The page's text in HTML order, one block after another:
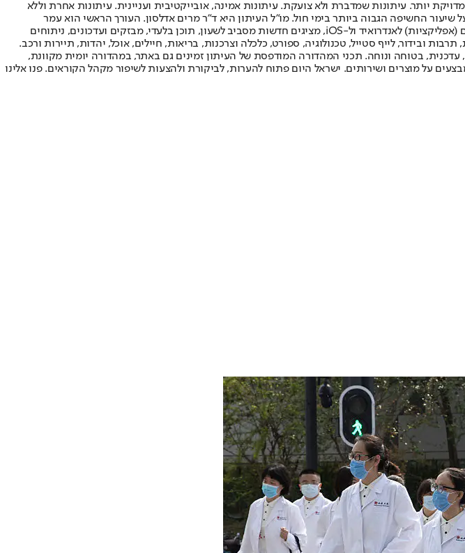
יותר. עיתונות שמדברת ולא צועקת. עיתונות אמינה, אובייקטיבית ועניינית. עיתונות אחרת וללא
וב-2010 הפך "ישראל היום" לעיתון הישראלי בעל שיעור החשיפה הגבוה ביותר בימי חול. מו"ל העיתון היא ד"ר מרים אדלסון. העורך הראשי הוא עמר
לחמנוביץ, והעורך המייסד הוא עמוס רגב. אתרי האינטרנט של "ישראל היום" בעברית ובאנגלית, כמו כן היישומונים (אפליקציות) לאנדרואיד ול-iOS, מציגים חדשות מסביב לשעון, תוכן בלעדי, מבזקים ועדכונים, ניתוחים
ובידור, לייף סטייל, טכנולוגיה, ספורט, כלכלה וצרכנות, בריאות, חיילים, אוכל, יהדות, תיירות ורכב.
עדכנית, בטוחה ונוחה. תכני המהדורה המודפסת של העיתון זמינים גם באתר, במהדורה יומית מקוונת,
על מוצרים ושירותים. ישראל היום פתוח להערות, לביקורת ולהצעות לשיפור מקהל הקוראים. פנו אלינו